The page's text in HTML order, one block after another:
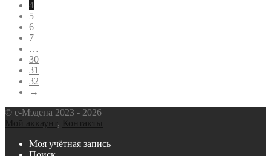
4
5
6
7
…
30
31
32
→
© e-Мэдена 2023 - 2026
Мой аккаунт, Контакты
Моя учётная запись